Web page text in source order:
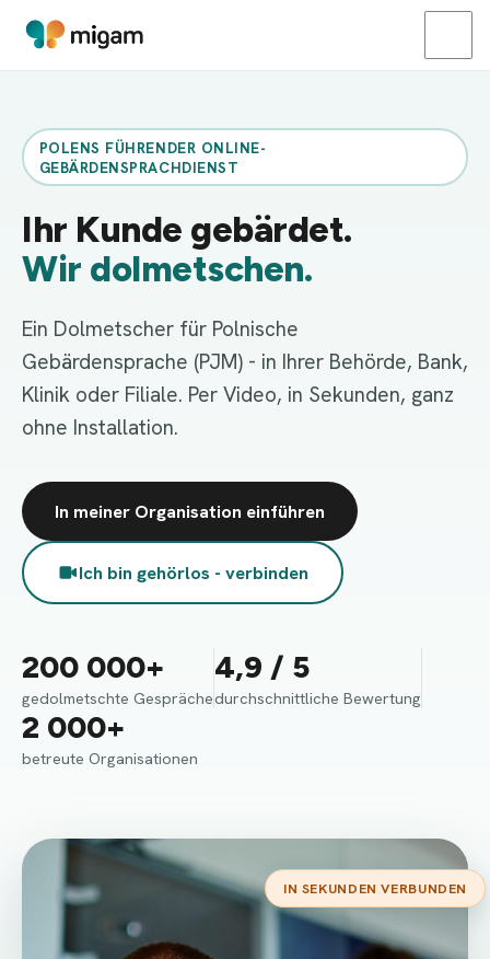
POLENS FÜHRENDER ONLINE-
GEBÄRDENSPRACHDIENST
Ihr Kunde gebärdet.
Wir dolmetschen.
Ein Dolmetscher für Polnische
Gebärdensprache (PJM) - in Ihrer Behörde, Bank,
Klinik oder Filiale. Per Video, in Sekunden, ganz
ohne Installation.
In meiner Organisation einführen
Ich bin gehörlos - verbinden
200 000+
gedolmetschte Gespräche
4,9 / 5
durchschnittliche Bewertung
2 000+
betreute Organisationen
IN SEKUNDEN VERBUNDEN